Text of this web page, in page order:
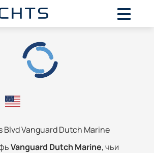
Blvd Vanguard Dutch Marine
Vanguard Dutch Marine, чьи